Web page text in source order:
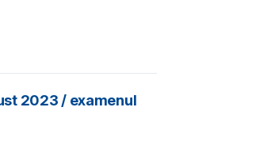
2023 / examenul